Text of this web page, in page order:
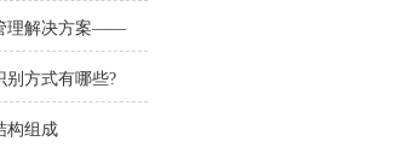
理解决方案——
别方式有哪些?
构组成